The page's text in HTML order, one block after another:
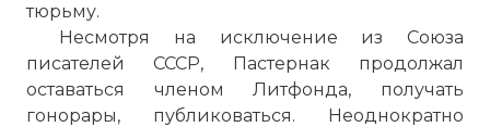
тюрьму.
Несмотря на исключение из Союза
писателей СССР, Пастернак продолжал
оставаться членом Литфонда, получать
гонорары, публиковаться. Неоднократно